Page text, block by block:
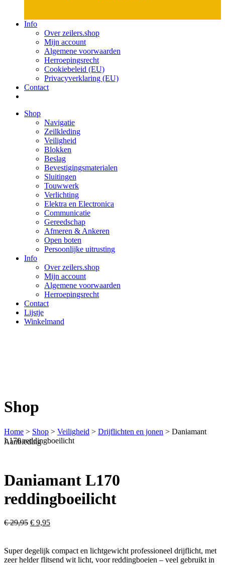
Info
Over zeilers.shop
Mijn account
Algemene voorwaarden
Herroepingsrecht
Cookiebeleid (EU)
Privacyverklaring (EU)
Contact
Shop
Navigatie
Zeilkleding
Veiligheid
Blokken
Beslag
Bevestigings­­materialen
Sluitingen
Touwwerk
Verlichting
Elektra en Electronica
Communicatie
Gereedschap
Afmeren & Ankeren
Open boten
Persoonlijke uitrusting
Info
Over zeilers.shop
Mijn account
Algemene voorwaarden
Herroepingsrecht
Contact
Lijstje
Winkelmand
Shop
Home > Shop > Veiligheid > Drijflichten en jonen > Daniamant
L170 reddingboeilicht
Aanbieding
Daniamant L170
reddingboeilicht
€29,95 Oorspronkelijke
€ 29,95.
€ 9,95Huidige
€ 9,95.
Super degelijk compact en lichtgewicht professioneel drijflicht, met
zeer helder flitsend wit licht, voor reddingboeien – veel gebruikt in